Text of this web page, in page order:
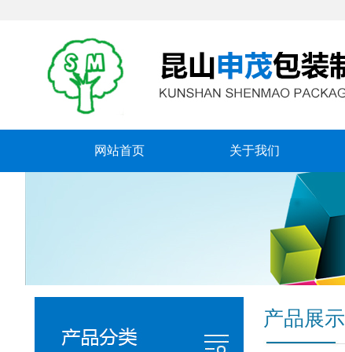
网站首页 关于我们
产品展示